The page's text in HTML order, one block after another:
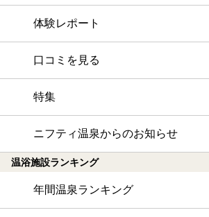
体験レポート
口コミを見る
特集
ニフティ温泉からのお知らせ
温浴施設ランキング
年間温泉ランキング